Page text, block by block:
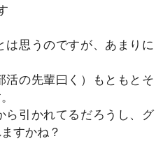
は思うのですが、あまりに
活の先輩曰く）もともとそ
ら引かれてるだろうし、グ
すかね？